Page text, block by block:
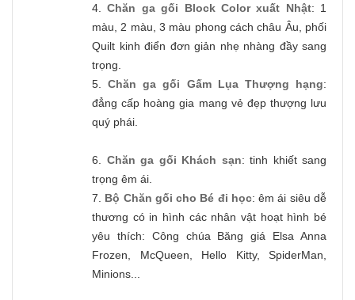
4.Chăn ga gối Block Color xuất Nhật: 1
màu, 2 màu, 3 màu phong cách châu Âu, phối
Quilt kinh điển đơn giản nhẹ nhàng đầy sang
trọng.
5.Chăn ga gối Gấm Lụa Thượng hạng:
đẳng cấp hoàng gia mang vẻ đẹp thượng lưu
quý phái.
6. Chăn ga gối Khách sạn: tinh khiết sang
trọng êm ái.
7. Bộ Chăn gối cho Bé đi học: êm ái siêu dễ
thương có in hình các nhân vật hoạt hình bé
yêu thích: Công chúa Băng giá Elsa Anna
Frozen, McQueen, Hello Kitty, SpiderMan,
Minions...